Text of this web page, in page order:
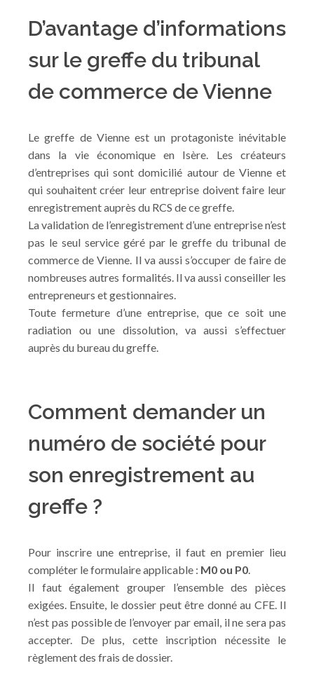
D’avantage d’informations
sur le greffe du tribunal
de commerce de Vienne
Le greffe de Vienne est un protagoniste inévitable
dans la vie économique en Isère. Les créateurs
d’entreprises qui sont domicilié autour de Vienne et
qui souhaitent créer leur entreprise doivent faire leur
enregistrement auprès du RCS de ce greffe.
La validation de l’enregistrement d’une entreprise n’est
pas le seul service géré par le greffe du tribunal de
commerce de Vienne. Il va aussi s’occuper de faire de
nombreuses autres formalités. Il va aussi conseiller les
entrepreneurs et gestionnaires.
Toute fermeture d’une entreprise, que ce soit une
radiation ou une dissolution, va aussi s’effectuer
auprès du bureau du greffe.
Comment demander un
numéro de société pour
son enregistrement au
greffe ?
Pour inscrire une entreprise, il faut en premier lieu
compléter le formulaire applicable : M0 ou P0.
Il faut également grouper l’ensemble des pièces
exigées. Ensuite, le dossier peut être donné au CFE. Il
n’est pas possible de l’envoyer par email, il ne sera pas
accepter. De plus, cette inscription nécessite le
règlement des frais de dossier.